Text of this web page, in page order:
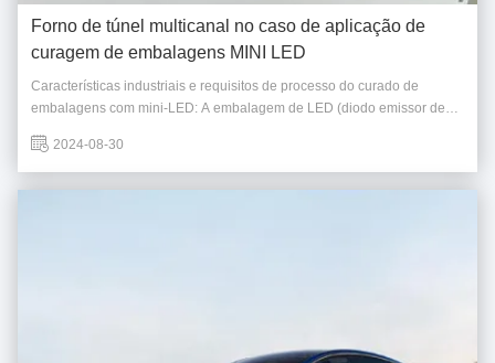
Forno de túnel multicanal no caso de aplicação de
curagem de embalagens MINI LED
Características industriais e requisitos de processo do curado de
embalagens com mini-LED: A embalagem de LED (diodo emissor de
que tem uma grande diferença, em comparação com a embalagem de
circuitos integrados.A embalagem de LED n...
2024-08-30